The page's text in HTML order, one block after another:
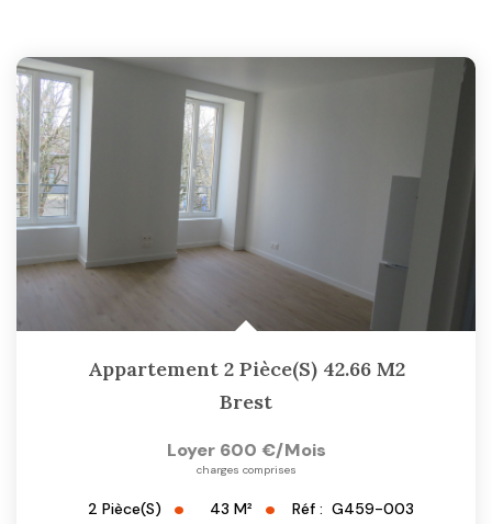
Appartement 2 Pièce(s) 42.66 M2
Brest
Loyer 600 €/mois
charges comprises
2 Pièce(s) 43 M² Réf : G459-003